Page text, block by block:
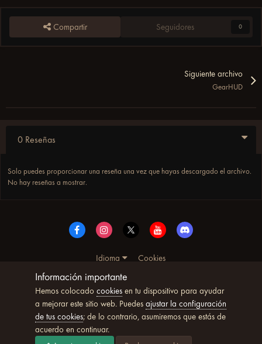
Compartir Seguidores 0
Siguiente archivo
GearHUD
0 Reseñas
Solo puedes proporcionar una reseña una vez que hayas descargado el archivo.
No hay reseñas a mostrar.
Idioma
Cookies
© Copyright UltimoWoW™ 2025. Todos los derechos
reservados
Powered by Invision Community
Información importante
Hemos colocado cookiesen tu dispositivo para ayudar
a mejorar este sitio web. Puedes ajustar la configuración
de tus cookies; de lo contrario, asumiremos que estás de
acuerdo en continuar.